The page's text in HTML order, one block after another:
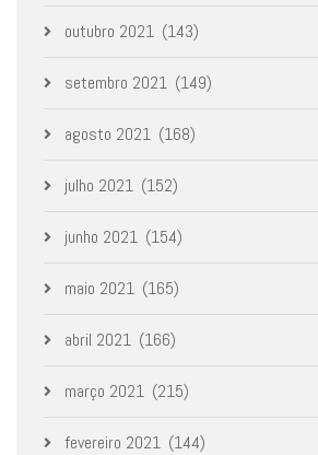
outubro 2021 (143)
setembro 2021 (149)
agosto 2021 (168)
julho 2021 (152)
junho 2021 (154)
maio 2021 (165)
abril 2021 (166)
março 2021 (215)
fevereiro 2021 (144)